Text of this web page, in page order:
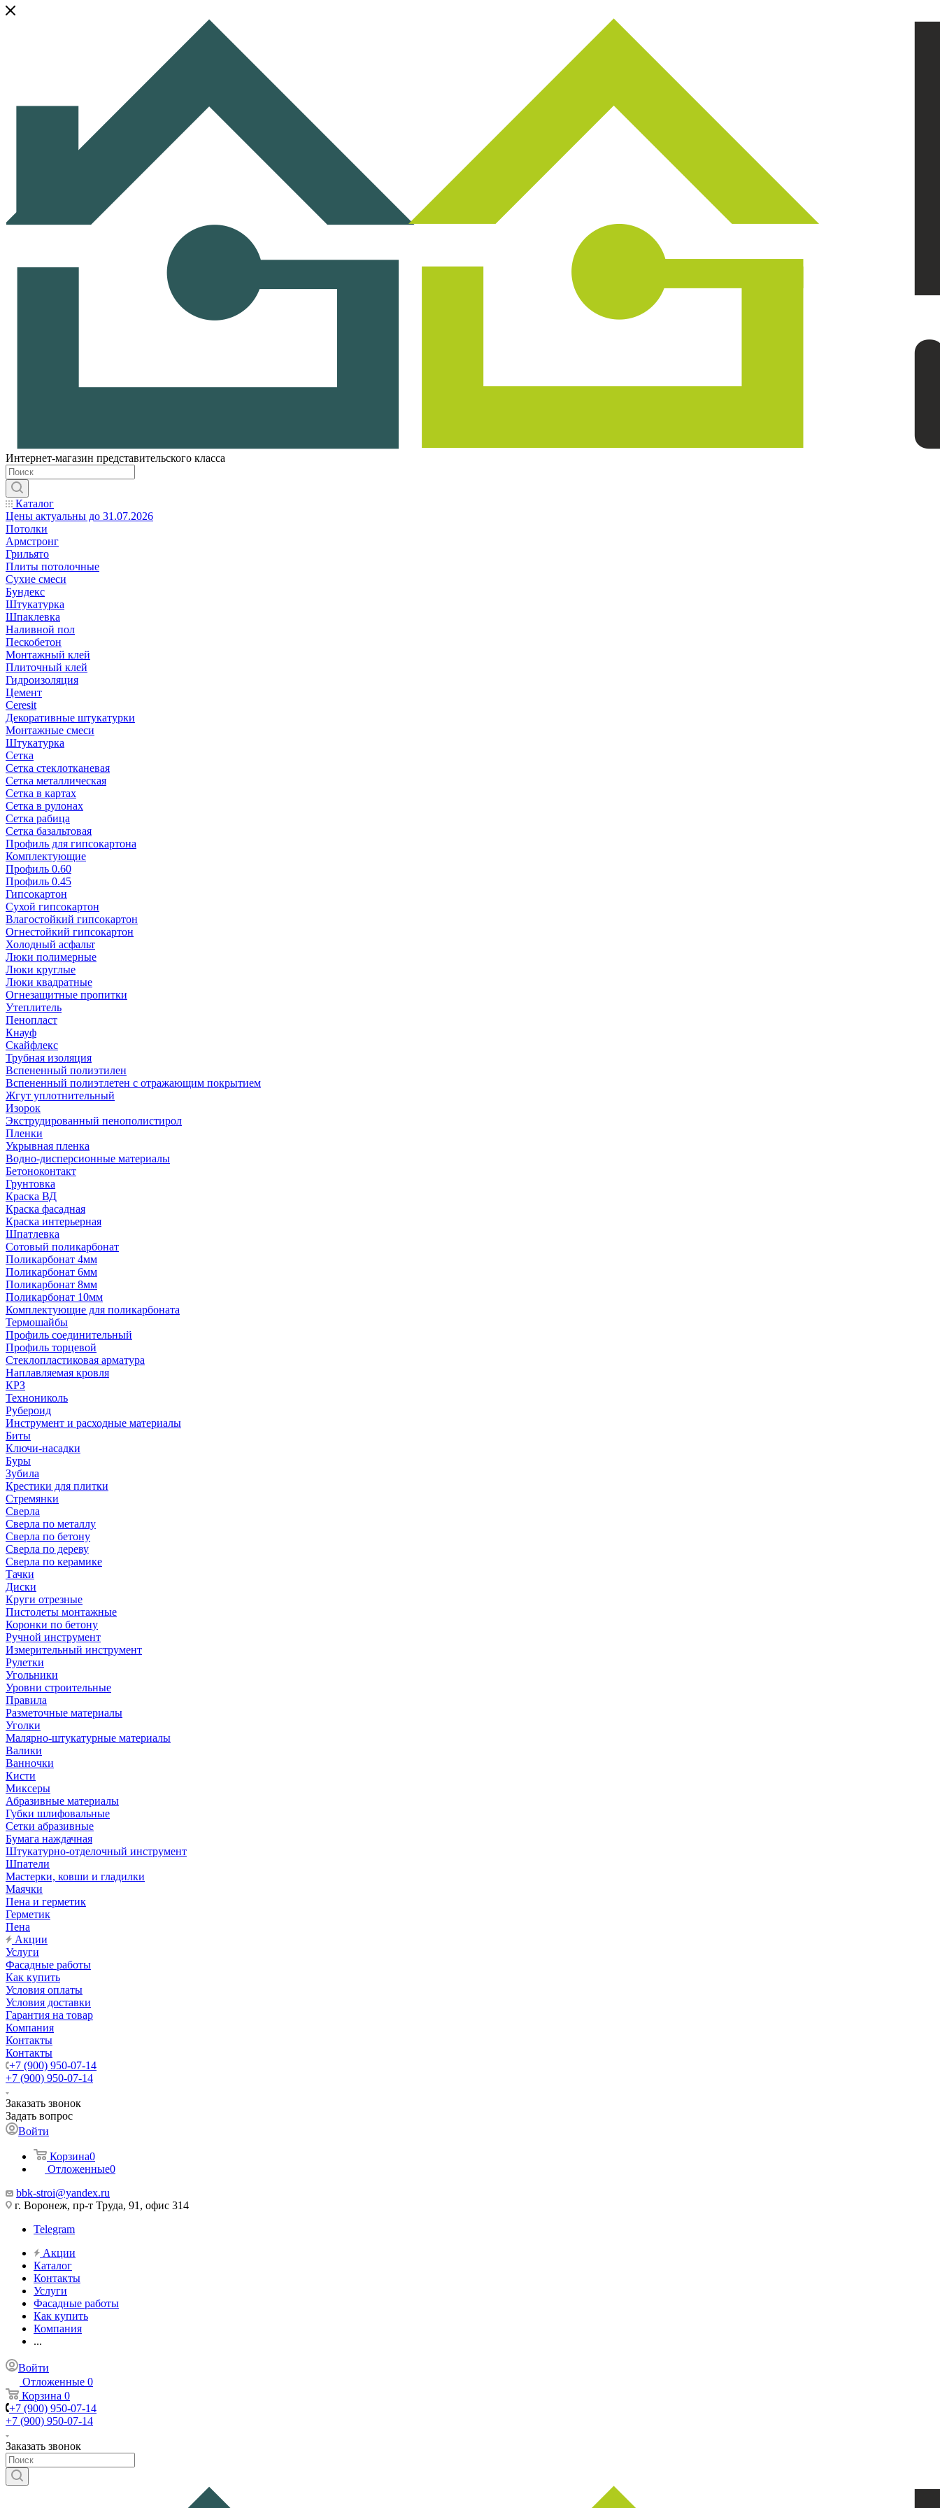
Интернет-магазин представительского класса
Каталог
Цены актуальны до 31.07.2026
Потолки
Армстронг
Грильято
Плиты потолочные
Сухие смеси
Бундекс
Штукатурка
Шпаклевка
Наливной пол
Пескобетон
Монтажный клей
Плиточный клей
Гидроизоляция
Цемент
Ceresit
Декоративные штукатурки
Монтажные смеси
Штукатурка
Сетка
Сетка стеклотканевая
Сетка металлическая
Сетка в картах
Сетка в рулонах
Сетка рабица
Сетка базальтовая
Профиль для гипсокартона
Комплектующие
Профиль 0.60
Профиль 0.45
Гипсокартон
Сухой гипсокартон
Влагостойкий гипсокартон
Огнестойкий гипсокартон
Холодный асфальт
Люки полимерные
Люки круглые
Люки квадратные
Огнезащитные пропитки
Утеплитель
Пенопласт
Кнауф
Скайфлекс
Трубная изоляция
Вспененный полиэтилен
Вспененный полиэтлетен с отражающим покрытием
Жгут уплотнительный
Изорок
Экструдированный пенополистирол
Пленки
Укрывная пленка
Водно-дисперсионные материалы
Бетоноконтакт
Грунтовка
Краска ВД
Краска фасадная
Краска интерьерная
Шпатлевка
Сотовый поликарбонат
Поликарбонат 4мм
Поликарбонат 6мм
Поликарбонат 8мм
Поликарбонат 10мм
Комплектующие для поликарбоната
Термошайбы
Профиль соединительный
Профиль торцевой
Стеклопластиковая арматура
Наплавляемая кровля
КРЗ
Технониколь
Рубероид
Инструмент и расходные материалы
Биты
Ключи-насадки
Буры
Зубила
Крестики для плитки
Стремянки
Сверла
Сверла по металлу
Сверла по бетону
Сверла по дереву
Сверла по керамике
Тачки
Диски
Круги отрезные
Пистолеты монтажные
Коронки по бетону
Ручной инструмент
Измерительный инструмент
Рулетки
Угольники
Уровни строительные
Правила
Разметочные материалы
Уголки
Малярно-штукатурные материалы
Валики
Ванночки
Кисти
Миксеры
Абразивные материалы
Губки шлифовальные
Сетки абразивные
Бумага наждачная
Штукатурно-отделочный инструмент
Шпатели
Мастерки, ковши и гладилки
Маячки
Пена и герметик
Герметик
Пена
Акции
Услуги
Фасадные работы
Как купить
Условия оплаты
Условия доставки
Гарантия на товар
Компания
Контакты
Контакты
+7 (900) 950-07-14
+7 (900) 950-07-14
Заказать звонок
Задать вопрос
Войти
Корзина0
Отложенные0
bbk-stroi@yandex.ru
г. Воронеж, пр-т Труда, 91, офис 314
Telegram
Акции
Каталог
Контакты
Услуги
Фасадные работы
Как купить
Компания
...
Войти
Отложенные 0
Корзина 0
+7 (900) 950-07-14
+7 (900) 950-07-14
Заказать звонок